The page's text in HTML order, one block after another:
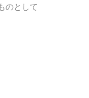
のとして